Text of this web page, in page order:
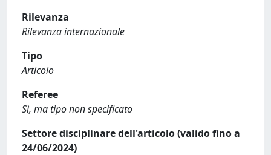
Rilevanza
Rilevanza internazionale
Tipo
Articolo
Referee
Sì, ma tipo non specificato
Settore disciplinare dell'articolo (valido fino a
24/06/2024)